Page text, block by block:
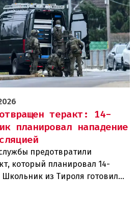
теракт: 14-
планировал нападение
предотвратили
который планировал 14-
из Тироля готовил
свои действи